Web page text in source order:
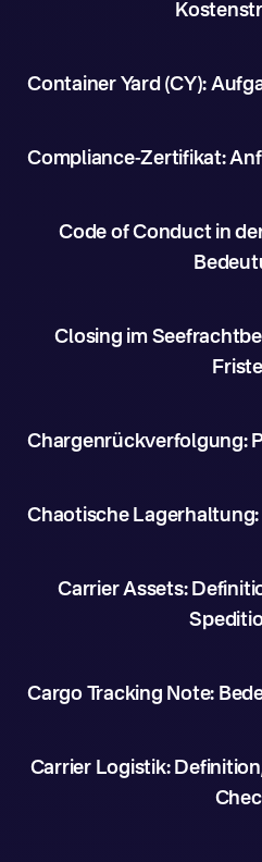
Container Yard (CY):
Compliance-Zertifikat:
Code of Conduct in
Closing im
Chargenrückverfolgung:
Chaotische
Carrier Assets:
Cargo Tracking Note:
Carrier Logistik: